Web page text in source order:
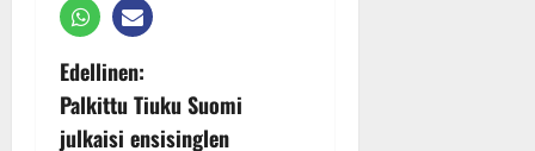
P
o
Edellinen:
Palkittu Tiuku Suomi
julkaisi ensisinglen